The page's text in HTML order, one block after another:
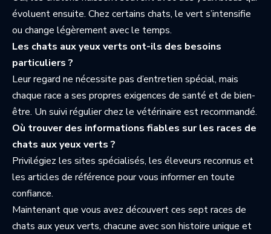
évoluent ensuite. Chez certains chats, le vert s’intensifie
ou change légèrement avec le temps.
Les chats aux yeux verts ont-ils des besoins
particuliers ?
Leur regard ne nécessite pas d’entretien spécial, mais
chaque race a ses propres exigences de santé et de bien-
être. Un suivi régulier chez le vétérinaire est recommandé.
Où trouver des informations fiables sur les races de
chats aux yeux verts ?
Privilégiez les sites spécialisés, les éleveurs reconnus et
les articles de référence pour vous informer en toute
confiance.
Maintenant que vous avez découvert ces sept races de
chats aux yeux verts, chacune avec son histoire unique et